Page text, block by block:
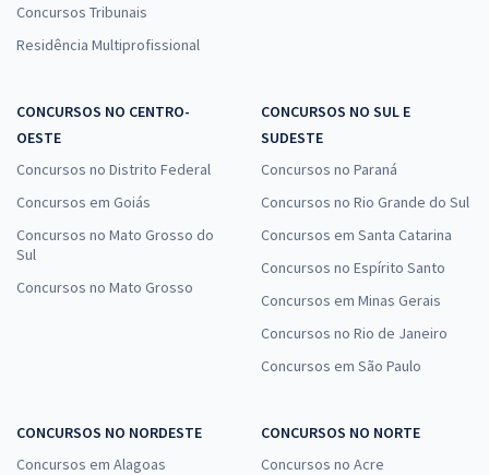
Concursos Tribunais
Residência Multiprofissional
CONCURSOS NO CENTRO-
OESTE
Concursos no Distrito Federal
Concursos em Goiás
Concursos no Mato Grosso do
Sul
Concursos no Mato Grosso
CONCURSOS NO SUL E
SUDESTE
Concursos no Paraná
Concursos no Rio Grande do Sul
Concursos em Santa Catarina
Concursos no Espírito Santo
Concursos em Minas Gerais
Concursos no Rio de Janeiro
Concursos em São Paulo
CONCURSOS NO NORDESTE
Concursos em Alagoas
CONCURSOS NO NORTE
Concursos no Acre